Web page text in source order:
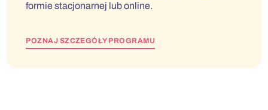
formie stacjonarnej lub online.
POZNAJ SZCZEGÓŁY PROGRAMU